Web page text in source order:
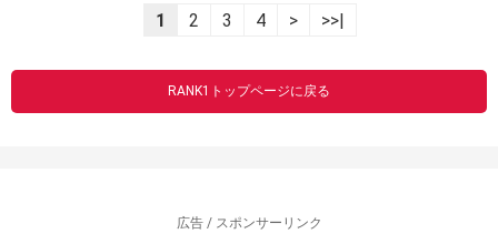
1 2 3 4 > >>|
RANK1トップページに戻る
広告 / スポンサーリンク